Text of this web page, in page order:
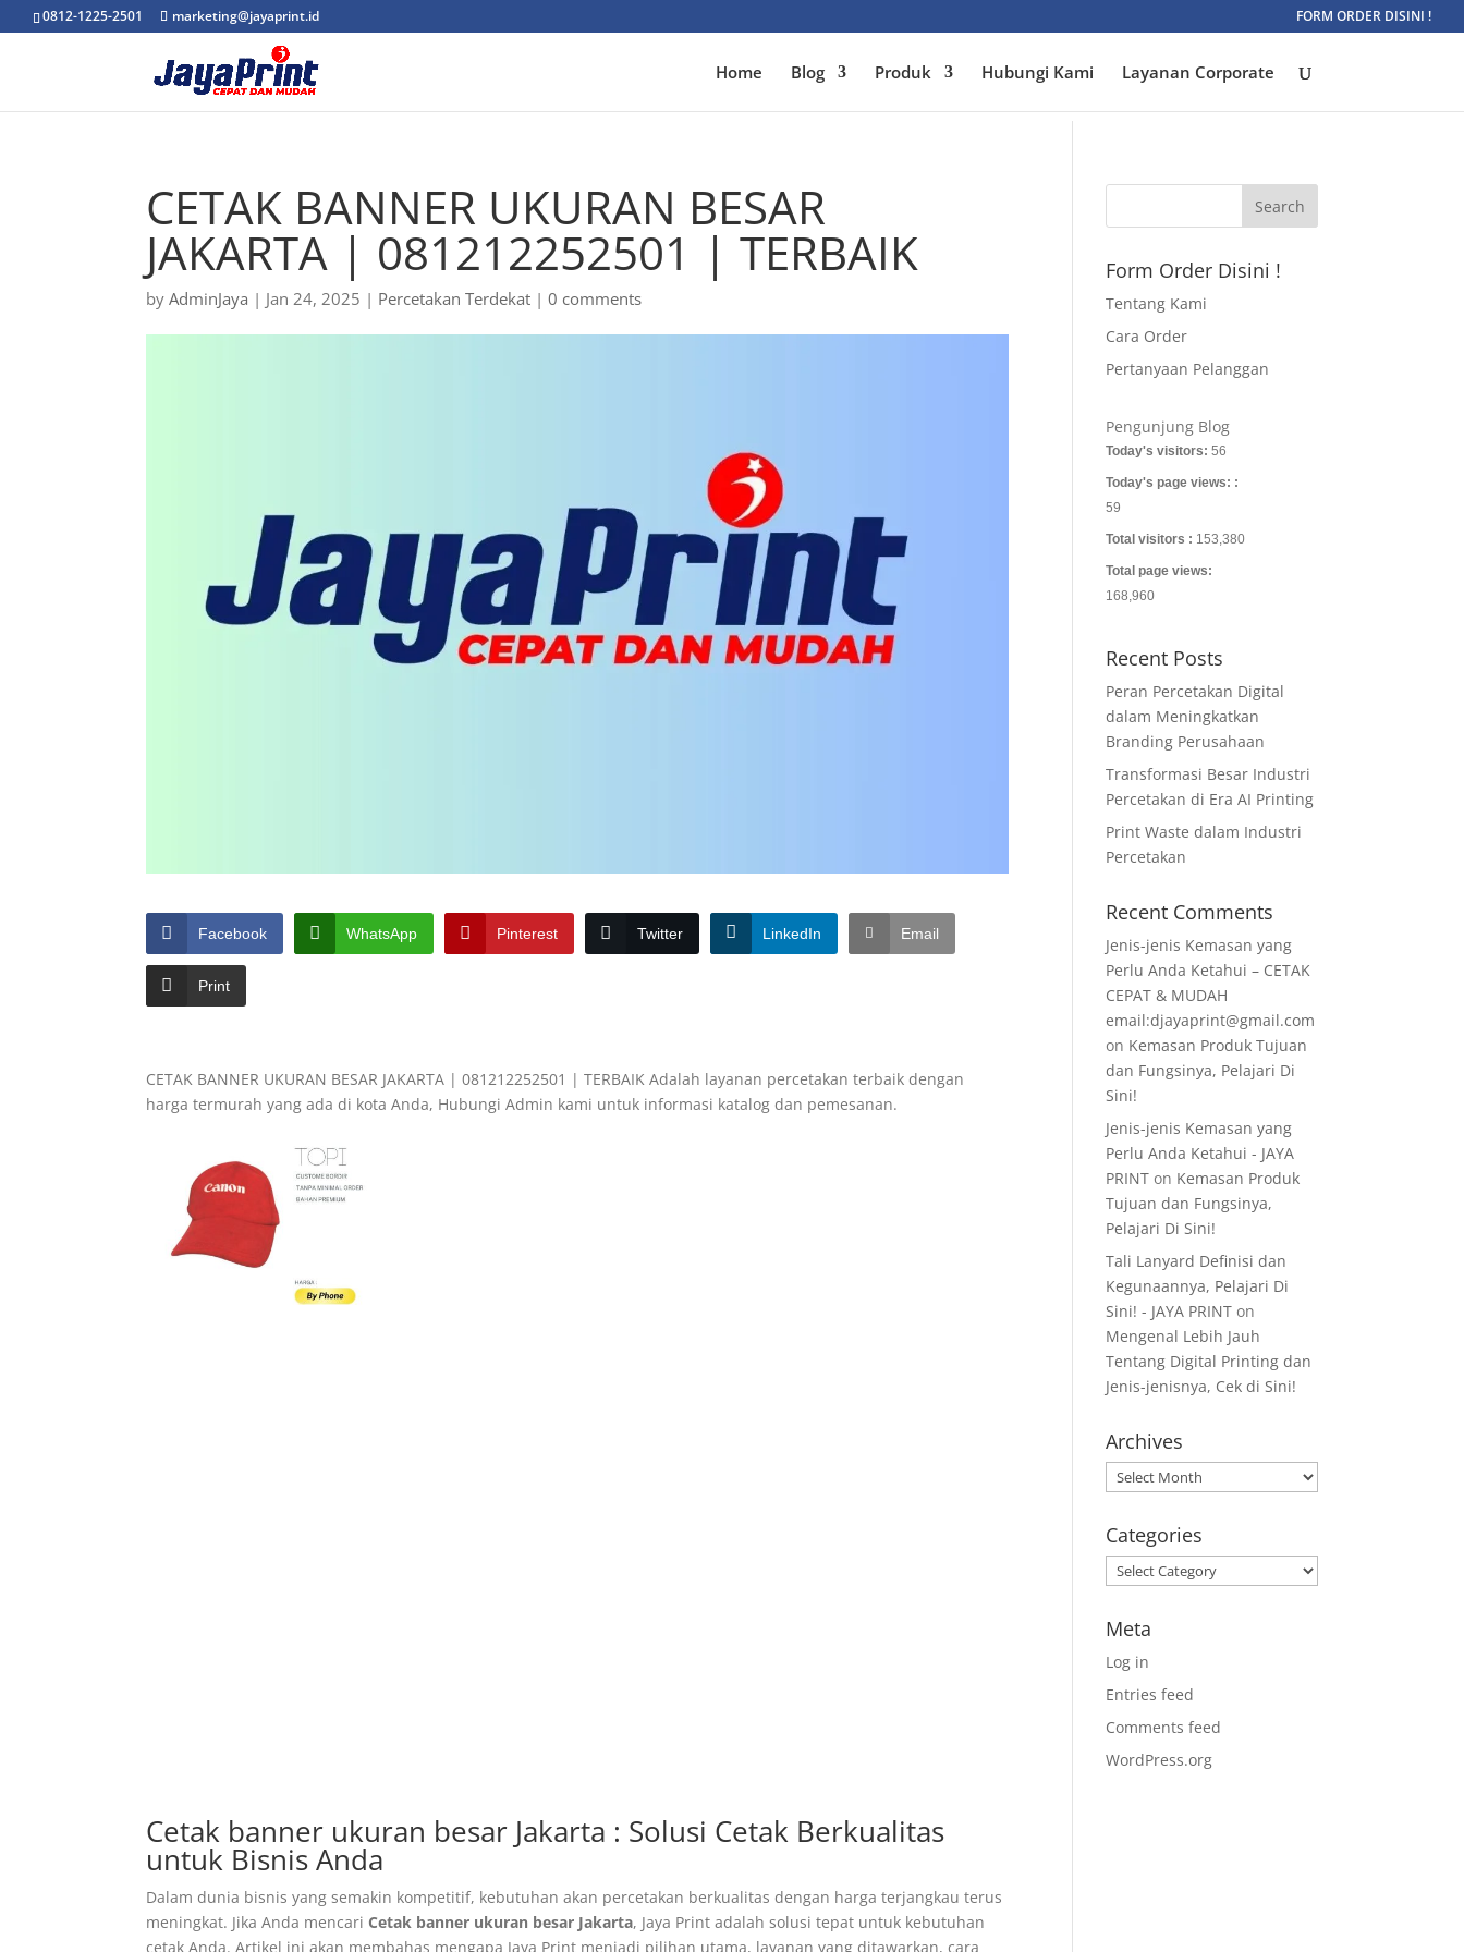
0812-1225-2501 marketing@jayaprint.id FORM ORDER DISINI !
Home Blog Produk Hubungi Kami Layanan Corporate
CETAK BANNER UKURAN BESAR
JAKARTA | 081212252501 | TERBAIK
byAdminJaya | Jan 24, 2025 | Percetakan Terdekat |0 comments
Facebook WhatsApp Pinterest Twitter LinkedIn Email
Print
CETAK BANNER UKURAN BESAR JAKARTA | 081212252501 | TERBAIK Adalah layanan percetakan terbaik dengan
harga termurah yang ada di kota Anda, Hubungi Admin kami untuk informasi katalog dan pemesanan.
Cetak banner ukuran besar Jakarta : Solusi Cetak Berkualitas
untuk Bisnis Anda
Dalam dunia bisnis yang semakin kompetitif, kebutuhan akan percetakan berkualitas dengan harga terjangkau terus
meningkat. Jika Anda mencari Cetak banner ukuran besar Jakarta, Jaya Print adalah solusi tepat untuk kebutuhan
cetak Anda. Artikel ini akan membahas mengapa Jaya Print menjadi pilihan utama, layanan yang ditawarkan, cara
Form Order Disini !
Tentang Kami
Cara Order
Pertanyaan Pelanggan
Pengunjung Blog
Today's visitors:56
Today's page views: :
59
Total visitors : 153,380
Total page views:
168,960
Recent Posts
Peran Percetakan Digital
dalam Meningkatkan
Branding Perusahaan
Transformasi Besar Industri
Percetakan di Era AI Printing
Print Waste dalam Industri
Percetakan
Recent Comments
Jenis-jenis Kemasan yang
Perlu Anda Ketahui – CETAK
CEPAT & MUDAH
email:djayaprint@gmail.com
on Kemasan Produk Tujuan
dan Fungsinya, Pelajari Di
Sini!
Jenis-jenis Kemasan yang
Perlu Anda Ketahui - JAYA
PRINT on Kemasan Produk
Tujuan dan Fungsinya,
Pelajari Di Sini!
Tali Lanyard Definisi dan
Kegunaannya, Pelajari Di
Sini! - JAYA PRINT on
Mengenal Lebih Jauh
Tentang Digital Printing dan
Jenis-jenisnya, Cek di Sini!
Archives
Archives
Categories
Categories
Meta
Log in
Entries feed
Comments feed
WordPress.org